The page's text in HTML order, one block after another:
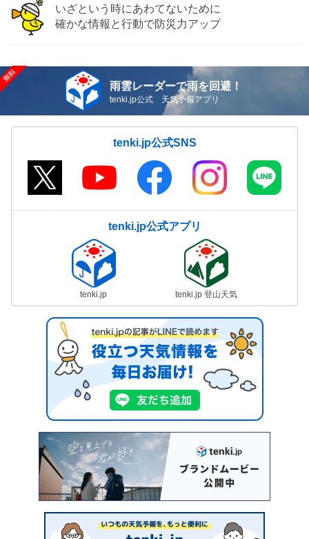
いざという時にあわてないために
確かな情報と行動で防災力アップ
雨雲レーダーで雨を回避！
tenki.jp公式 天気予報アプリ
tenki.jp公式SNS
tenki.jp公式アプリ
tenki.jp tenki.jp 登山天気